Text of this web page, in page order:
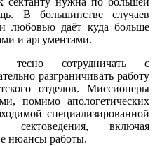
В большинстве случаев
любовью даёт куда больше
и аргументами.
тесно сотрудничать с
разграничивать работу
отделов. Миссионеры
помимо апологетических
специализированной
включая
нюансы работы.